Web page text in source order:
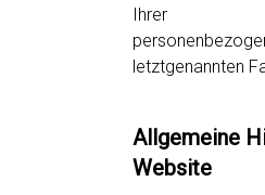
Ihrer
letztgenannten
Allgemeine
Website